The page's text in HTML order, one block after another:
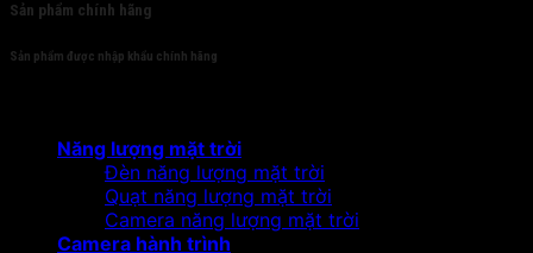
Sản phẩm chính hãng
Sản phẩm được nhập khẩu chính hãng
Năng lượng mặt trời
Đèn năng lượng mặt trời
Quạt năng lượng mặt trời
Camera năng lượng mặt trời
Camera hành trình